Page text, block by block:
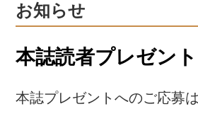
お知らせ
本誌読者プレゼント
本誌プレゼントへのご応募